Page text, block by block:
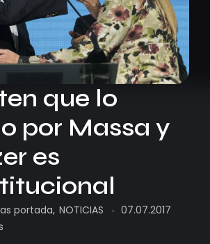
que lo
por Massa y
es
portada, NOTICIAS - 07.07.2017